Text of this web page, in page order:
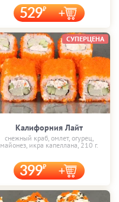
529
Калифорния Лайт
снежный краб, омлет, огурец,
майонез, икра капеллана, 210 г.
399
СУПЕРЦЕНА